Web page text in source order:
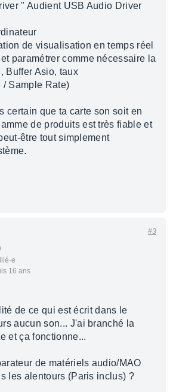
" Audient USB Audio Driver
de visualisation en temps réel
paramétrer comme nécessaire la
Buffer Asio, taux
Sample Rate)
certain que ta carte son soit en
de produits est très fiable et
être tout simplement
16 ans
#3
de ce qui est écrit dans le
aucun son... J'ai branché la
et ça fonctionne...
de matériels audio/MAO
les alentours (Paris inclus) ?